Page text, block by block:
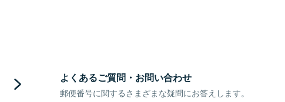
よくあるご質問・お問い合わせ
郵便番号に関するさまざまな疑問にお答えします。